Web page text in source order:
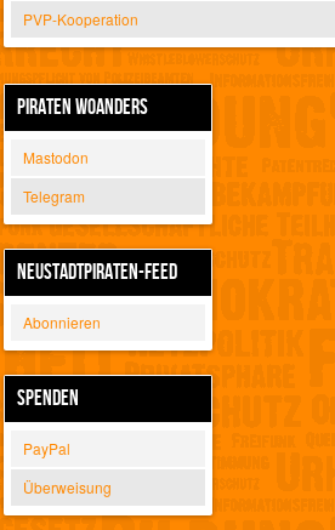
PVP-Kooperation
PIRATEN WOANDERS
Mastodon
Telegram
NEUSTADTPIRATEN-FEED
Abonnieren
SPENDEN
PayPal
Überweisung